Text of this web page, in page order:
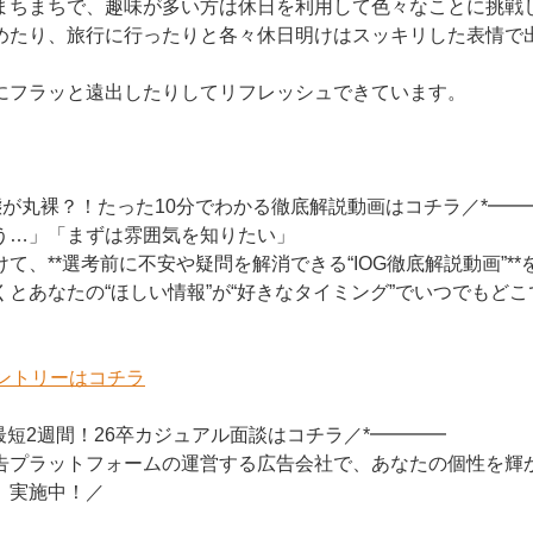
ちまちで、趣味が多い方は休日を利用して色々なことに挑戦
たり、旅行に行ったりと各々休日明けはスッキリした表情で
ラッと遠出したりしてリフレッシュできています。
が丸裸？！たった10分でわかる徹底解説動画はコチラ／
…」「まずは雰囲気を知りたい」
、**選考前に不安や疑問を解消できる“IOG徹底解説動画”**
あなたの“ほしい情報”が“好きなタイミング”でいつでもど
トリーはコチラ
短2週間！26卒カジュアル面談はコチラ／*━━━━
プラットフォームの運営する広告会社で、あなたの個性を輝
実施中！／